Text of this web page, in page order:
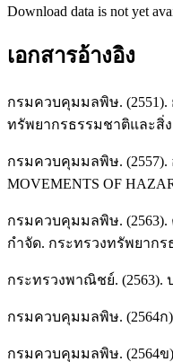
Download data is not yet
เอกสารอ้างอิง
กรมควบคุมมลพิษ.
ทรัพยากรธรรมชาติและสิ่
กรมควบคุมมลพิษ. (2557).
MOVEMENTS OF
กรมควบคุมมลพิษ.
กำจัด. กระทรวงทรัพยาก
กระทรวงพาณิชย์. (2563).
กรมควบคุมมลพิษ. (2564
กรมควบคุมมลพิษ. (2564